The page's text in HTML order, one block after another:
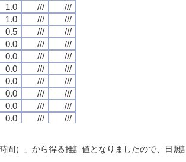
1.0 ///
///
1.0 ///
///
0.5 ///
///
0.0 ///
///
0.0 ///
///
0.0 ///
///
0.0 ///
///
0.0 ///
///
0.0 ///
///
0.0 ///
///
///
0.0 /// ///
1.0 ///
///
1.0 ///
///
0.5 ///
///
0.0 ///
///
0.0 ///
///
0.0 ///
///
0.0 ///
///
0.0 ///
///
0.0 ///
///
0.0 ///
///
///
0.0 /// ///
1.0 ///
///
1.0 ///
///
0.5 ///
///
0.0 ///
///
0.0 ///
///
0.0 ///
///
0.0 ///
///
0.0 ///
///
0.0 ///
///
0.0 ///
///
///
0.0 /// ///
1.0 ///
///
1.0 ///
///
0.5 ///
///
0.0 ///
///
0.0 ///
///
0.0 ///
///
0.0 ///
///
0.0 ///
///
0.0 ///
///
0.0 ///
///
///
0.0 /// ///
）」から得る推計値となりましたので、日照